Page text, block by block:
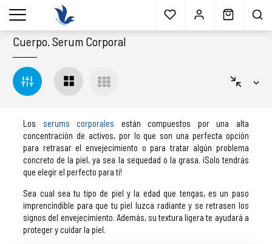
Envío gratisa partir 40€* Muestras gratis Blog
menu
Cuerpo. Serum Corporal
Los serums corporales están compuestos por una alta
concentración de activos, por lo que son una perfecta opción
para retrasar el envejecimiento o para tratar algún problema
concreto de la piel, ya sea la sequedad o la grasa. ¡Solo tendrás
que elegir el perfecto para ti!
Sea cual sea tu tipo de piel y la edad que tengas, es un paso
imprencindible para que tu piel luzca radiante y se retrasen los
signos del envejecimiento. Además, su textura ligera te ayudará a
proteger y cuidar la piel.